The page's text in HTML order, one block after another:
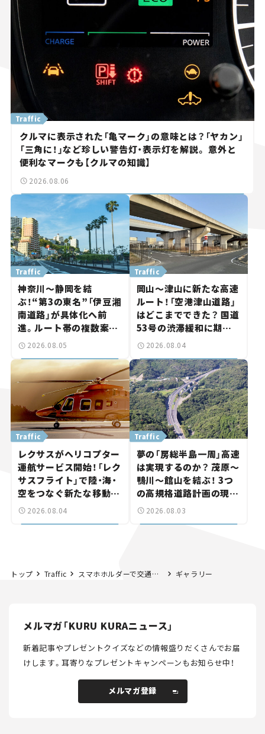
クルマに表示された「亀マーク」の意味とは？「ヤカン」
「三角に！」など珍しい警告灯・表示灯を解説。 意外と
便利なマークも【クルマの知識】
Traffic
2026.08.06
神奈川～静岡を結
ぶ！“第3の東名”「伊豆湘
南道路」が具体化へ前
進。ルート帯の複数案検
討へ。熱海まで信号ゼロ
道路計画】
Traffic
2026.08.05
岡山～津山に新たな高速
ルート！「空港津山道路」
はどこまでできた？ 国道
53号の渋滞緩和に期待。
岡山市側でも動きが【い
Traffic
2026.08.04
レクサスがヘリコプター
運航サービス開始！「レク
サスフライト」で陸・海・
空をつなぐ新たな移動体
験とは
Traffic
2026.08.04
夢の「房総半島一周」高速
は実現するのか？ 茂原～
鴨川～館山を結ぶ！ 3つ
の高規格道路計画の現
状。「館山鴨川道路」で検
Traffic
2026.08.03
トップ Traffic スマホホルダーで交通違反！ NGな取り付け場所って知ってる？ ルールとおすすめの場所を解説。 ギャラリー
メルマガ「KURU KURAニュース」
新着記事やプレゼントクイズなどの情報盛りだくさんでお届
けします。耳寄りなプレゼントキャンペーンもお知らせ中！
メルマガ登録